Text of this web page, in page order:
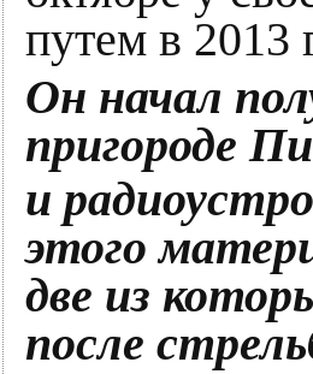
путем в 2013
Он начал
пригороде
и
этого
две из
после